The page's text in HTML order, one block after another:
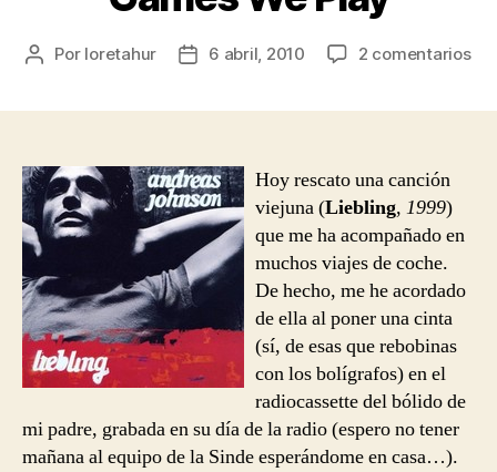
Autor
Por loretahur
Fecha6 abril, 2010 2 comentariosen
Hoy rescato una canción
viejuna (Liebling, 1999)
que me ha acompañado en
muchos viajes de coche.
De hecho, me he acordado
de ella al poner una cinta
(sí, de esas que rebobinas
con los bolígrafos) en el
radiocassette del bólido de
mi padre, grabada en su día de la radio (espero no tener
mañana al equipo de la Sinde esperándome en casa…).